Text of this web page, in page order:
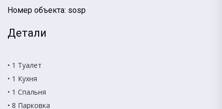
Номер объекта: sosp
Детали
• 1 Туалет
• 1 Кухня
• 1 Спальня
• 8 Парковка